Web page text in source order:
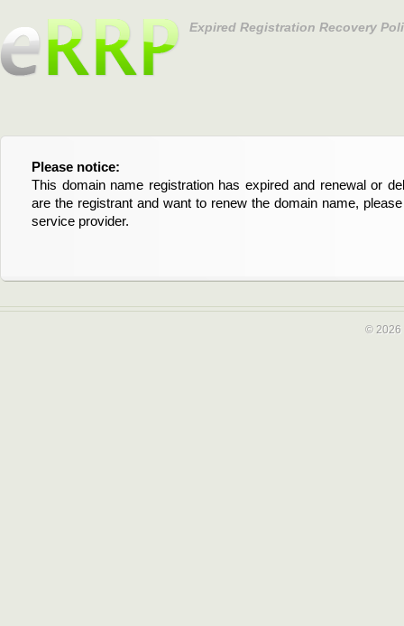
Expired Registration Recovery
Please notice:
This domain name registration has expired and renewal or
are the registrant and want to renew the domain name,
service provider.
Bitte beachten Sie:
Diese Domainregistrierung ist abgelaufen und die
Domain stehen an. Wenn Sie der Registrant sind und
verlängern möchten, kontaktieren Sie bitte Ihren Service-
© 2026